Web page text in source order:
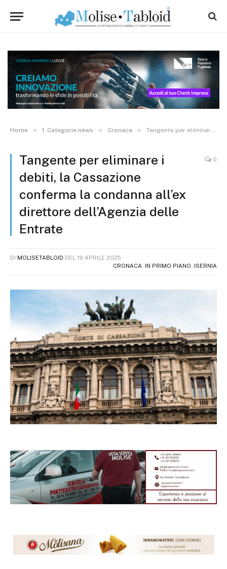
Home » 1. Categorie news » Cronaca » Tangente per eliminare i debiti, la Cassazione conferma la condanna all’ex direttore dell’Agenzia delle Entrate
Tangente per eliminare i
debiti, la Cassazione
conferma la condanna all’ex
direttore dell’Agenzia delle
Entrate
0
DI MOLISETABLOID DEL 19 APRILE 2025
CRONACA
IN PRIMO PIANO ISERNIA